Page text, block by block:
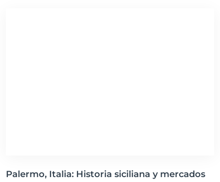
Palermo, Italia: Historia siciliana y mercados